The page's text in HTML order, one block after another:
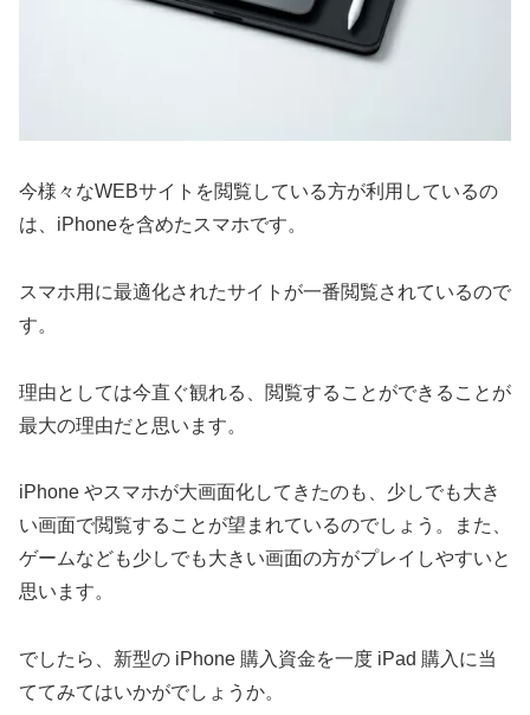
今様々なWEBサイトを閲覧している方が利用しているの
は、iPhoneを含めたスマホです。
スマホ用に最適化されたサイトが一番閲覧されているので
す。
理由としては今直ぐ観れる、閲覧することができることが
最大の理由だと思います。
iPhone やスマホが大画面化してきたのも、少しでも大き
い画面で閲覧することが望まれているのでしょう。また、
ゲームなども少しでも大きい画面の方がプレイしやすいと
思います。
でしたら、新型の iPhone 購入資金を一度 iPad 購入に当
ててみてはいかがでしょうか。